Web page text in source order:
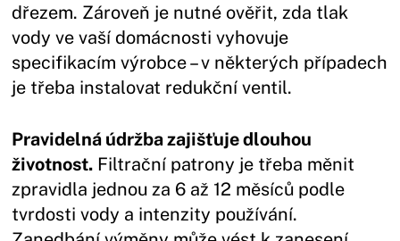
dřezem. Zároveň je nutné ověřit, zda tlak
vody ve vaší domácnosti vyhovuje
specifikacím výrobce – v některých případech
je třeba instalovat redukční ventil.
Pravidelná údržba zajišťuje dlouhou
životnost. Filtrační patrony je třeba měnit
zpravidla jednou za 6 až 12 měsíců podle
tvrdosti vody a intenzity používání.